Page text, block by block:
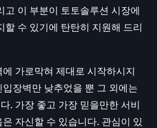
고 이 부분이 토토솔루션 시장에
할 수 있기에 탄탄히 지원해 드리
가로막혀 제대로 시작하시지
장벽만 낮추었을 뿐 그 외에는
. 가장 좋고 가장 믿을만한 서비
자신할 수 있습니다. 관심이 있